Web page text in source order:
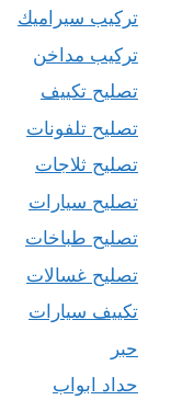
تركيب سيراميك
تركيب مداخن
تصليح تكييف
تصليح تلفونات
تصليح ثلاجات
تصليح سيارات
تصليح طباخات
تصليح غسالات
تكييف سيارات
حبر
حداد ابواب